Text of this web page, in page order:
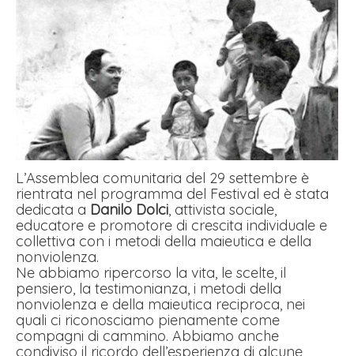
L’Assemblea comunitaria del 29 settembre è
rientrata nel programma del Festival ed è stata
dedicata a Danilo Dolci, attivista sociale,
educatore e promotore di crescita individuale e
collettiva con i metodi della maieutica e della
nonviolenza.
Ne abbiamo ripercorso la vita, le scelte, il
pensiero, la testimonianza, i metodi della
nonviolenza e della maieutica reciproca, nei
quali ci riconosciamo pienamente come
compagni di cammino. Abbiamo anche
condiviso il ricordo dell’esperienza di alcune